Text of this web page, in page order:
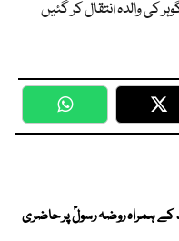
کی والدہ انتقال کر گئیں
WhatsApp
کے ہمراہ روضہ رسولؐ پر حاضری